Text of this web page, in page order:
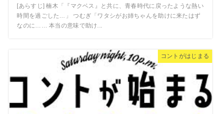
[あらすじ] 楠木「『マクベス』と共に、青春時代に戻ったような熱い
時間を過ごした…」 つむぎ「ワタシがお姉ちゃんを助けに来たはず
なのに…… 本当の意味で助け...
コントがはじまる